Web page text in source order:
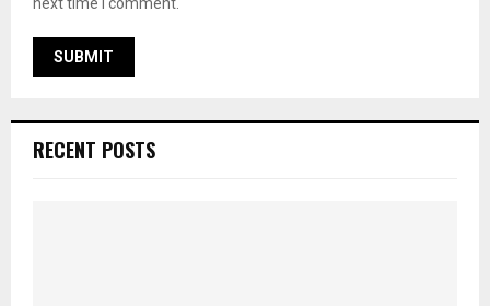
next time I comment.
RECENT POSTS